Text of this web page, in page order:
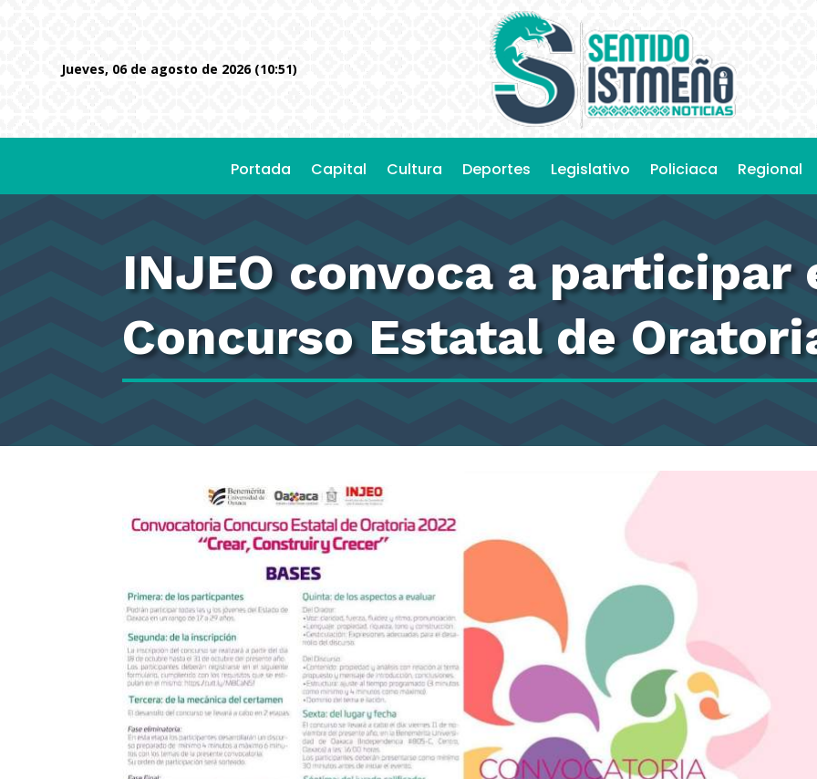
jueves, 06 de agosto de 2026 (10:51)
Portada Capital Cultura Deportes Legislativo Policiaca Regional
INJEO convoca a participar
Concurso Estatal de